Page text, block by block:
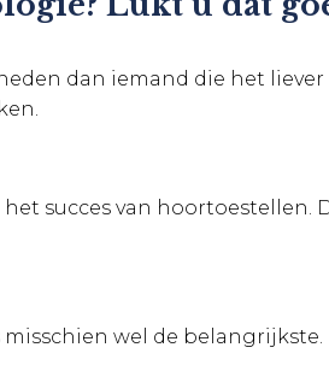
dan iemand die het
succes van
wel de